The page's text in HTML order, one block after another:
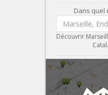
Dans quel
Marseille,
Découvrir